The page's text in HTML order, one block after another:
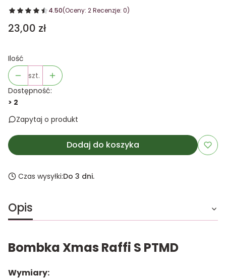
4.50(Oceny: 2 Recenzje: 0)
Cena
23,00 zł
Ilość
szt.
Dostępność:
> 2
Zapytaj o produkt
Dodaj do koszyka
Czas wysyłki:Do 3 dni.
Opis
Bombka Xmas Raffi S PTMD
Wymiary: